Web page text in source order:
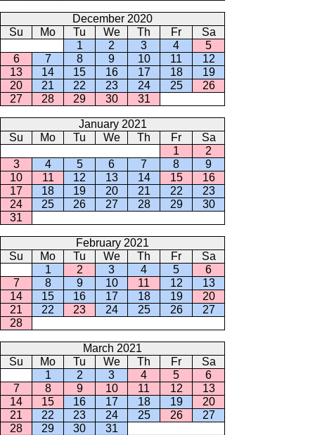
December 2020
Su
Mo Tu We Th Fr
Sa
1
2 3 4
5
6
7 8 9 10 11
12
13
14 15 16 17 18
19
20
21 22 23 24 25
26
27
28 29 30 31
January 2021
Su
Mo Tu We Th Fr
Sa
1
2
3
4 5 6 7 8
9
10
11 12 13 14 15
16
17
18 19 20 21 22
23
24
25 26 27 28 29
30
31
February 2021
Su
Mo Tu We Th Fr
Sa
1
2 3 4 5
6
7
8 9 10 11 12
13
14
15 16 17 18 19
20
21
22 23 24 25 26
27
28
March 2021
Su
Mo Tu We Th Fr
Sa
1
2 3 4 5
6
7
8 9 10 11 12
13
14
15 16 17 18 19
20
21
22 23 24 25 26
27
28
29 30 31